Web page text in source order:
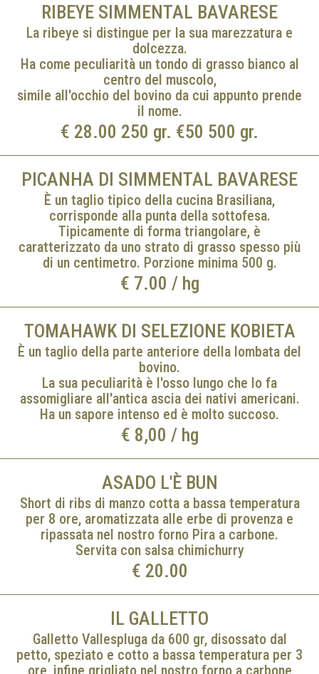
RIBEYE SIMMENTAL BAVARESE
La ribeye si distingue per la sua marezzatura e
dolcezza.
Ha come peculiarità un tondo di grasso bianco al
centro del muscolo,
simile all'occhio del bovino da cui appunto prende
il nome.
€ 28.00 250 gr. €50 500 gr.
PICANHA DI SIMMENTAL BAVARESE
È un taglio tipico della cucina Brasiliana,
corrisponde alla punta della sottofesa.
Tipicamente di forma triangolare, è
caratterizzato da uno strato di grasso spesso più
di un centimetro. Porzione minima 500 g.
€ 7.00 / hg
TOMAHAWK DI SELEZIONE KOBIETA
È un taglio della parte anteriore della lombata del
bovino.
La sua peculiarità è l'osso lungo che lo fa
assomigliare all'antica ascia dei nativi americani.
Ha un sapore intenso ed è molto succoso.
€ 8,00 / hg
ASADO L'È BUN
Short di ribs di manzo cotta a bassa temperatura
per 8 ore, aromatizzata alle erbe di provenza e
ripassata nel nostro forno Pira a carbone.
Servita con salsa chimichurry
€ 20.00
IL GALLETTO
Galletto Vallespluga da 600 gr, disossato dal
petto, speziato e cotto a bassa temperatura per 3
ore, infine grigliato nel nostro forno a carbone